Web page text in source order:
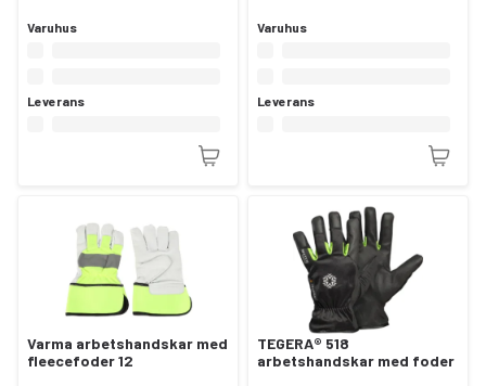
Varuhus
Leverans
Varuhus
Leverans
Varma arbetshandskar med
fleecefoder 12
TEGERA® 518
arbetshandskar med foder